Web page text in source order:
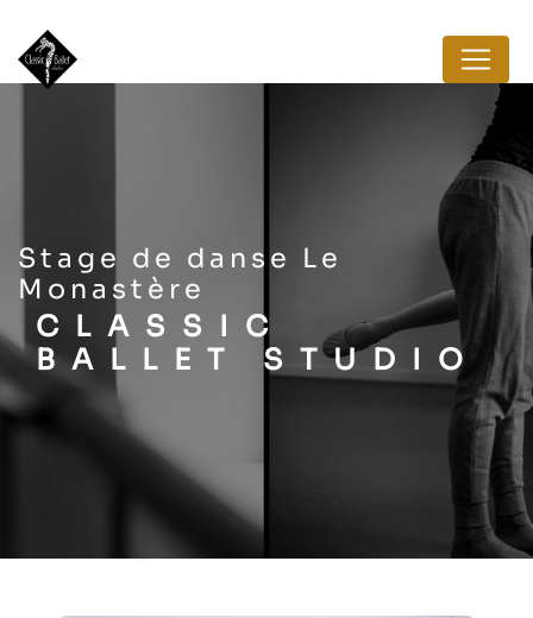
stage de danse Le
Monastère
CLASSIC
BALLET STUDIO